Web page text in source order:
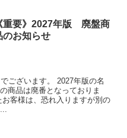
重要》2027年版 廃盤商
のお知らせ
ございます。 2027年版の名
商品は廃番となっておりま
客様は、恐れ入りますが別の